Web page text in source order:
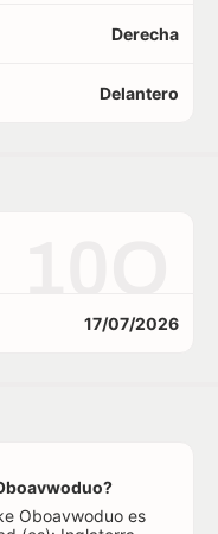
Derecha
Delantero
17/07/2026
Oboavwoduo es